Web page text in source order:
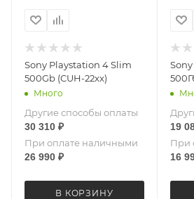
Sony Playstation 4 Slim
500Gb (CUH-22xx)
Много
Другие способы оплаты
30 310 ₽
При оплате наличными
26 990 ₽
В КОРЗИНУ
19
При
16